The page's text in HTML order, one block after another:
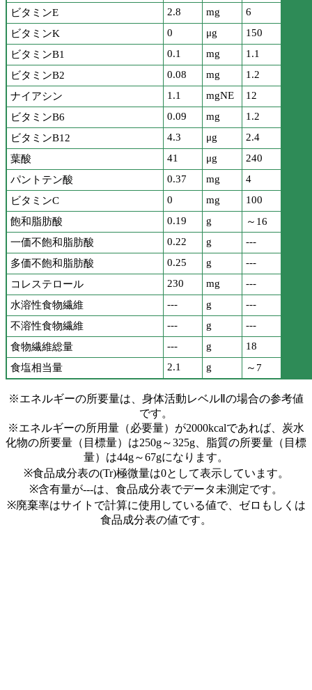
ビタミンE
2.8 mg
6
ビタミンK
0 μg
150
ビタミンB1
0.1 mg
1.1
ビタミンB2
0.08 mg
1.2
ナイアシン
1.1 mgNE
12
ビタミンB6
0.09 mg
1.2
ビタミンB12
4.3 μg
2.4
葉酸
41 μg
240
パントテン酸
0.37 mg
4
ビタミンC
0 mg
100
飽和脂肪酸
0.19 g
～16
一価不飽和脂肪酸
0.22 g
---
多価不飽和脂肪酸
0.25 g
---
コレステロール
230 mg
---
水溶性食物繊維
--- g
---
不溶性食物繊維
--- g
---
食物繊維総量
--- g
18
食塩相当量
2.1 g ～7
※エネルギーの所要量は、身体活動レベルⅡの場合の参考値
です。
※エネルギーの所用量（必要量）が2000kcalであれば、炭水
化物の所要量（目標量）は250g～325g、脂質の所要量（目標
量）は44g～67gになります。
※食品成分表の(Tr)極微量は0として表示しています。
※含有量が---は、食品成分表でデータ未測定です。
※廃棄率はサイトで計算に使用している値で、ゼロもしくは
食品成分表の値です。